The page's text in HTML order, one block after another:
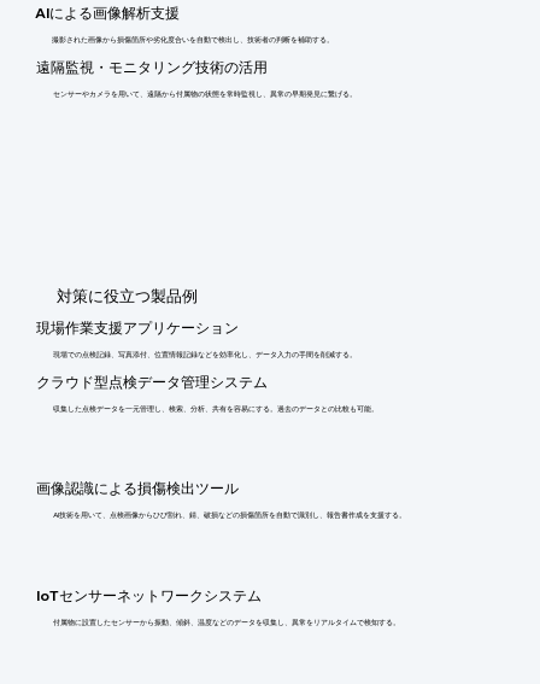
AIによる画像解析支援
撮影された画像から損傷箇所や劣化度合いを自動で検出し、技術者の判断を補助する。
遠隔監視・モニタリング技術の活用
センサーやカメラを用いて、遠隔から付属物の状態を常時監視し、異常の早期発見に繋げる。
​対策に役立つ製品例
現場作業支援アプリケーション
現場での点検記録、写真添付、位置情報記録などを効率化し、データ入力の手間を削減する。
クラウド型点検データ管理システム
収集した点検データを一元管理し、検索、分析、共有を容易にする。過去のデータとの比較も可能。
画像認識による損傷検出ツール
AI技術を用いて、点検画像からひび割れ、錆、破損などの損傷箇所を自動で識別し、報告書作成を支援する。
IoTセンサーネットワークシステム
付属物に設置したセンサーから振動、傾斜、温度などのデータを収集し、異常をリアルタイムで検知する。